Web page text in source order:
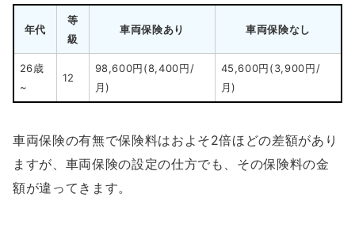
年代
等
級
車両保険あり 車両保険なし
26歳
~
12
98,600円(8,400円/
月)
45,600円(3,900円/
月)
車両保険の有無で保険料はおよそ2倍ほどの差額があり
ますが、車両保険の設定の仕方でも、その保険料の金
額が違ってきます。